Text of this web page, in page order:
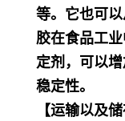
等。它也可
胶在食品工
定剂，可以
稳定性。
【运输以及